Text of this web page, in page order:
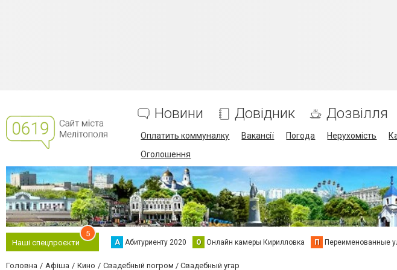
Новини Довідник Дозвілля
Оплатить коммуналку Вакансії Погода Нерухомість
Оголошення
Наші спецпроєкти
5
А Абитуриенту 2020 О Онлайн камеры Кирилловка П Переименованные
Головна Афіша Кино Свадебный погром / Свадебный угар